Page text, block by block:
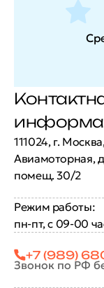
111024, г.
Авиамоторная,
помещ. 30/2
Режим работы:
пн-пт, с 09-00
+7 (989)
Звонок по РФ